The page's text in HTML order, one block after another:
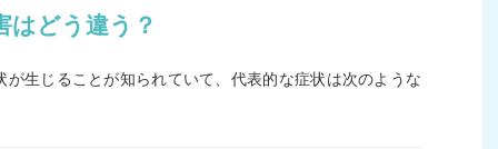
はどう違う？
生じることが知られていて、代表的な症状は次のような